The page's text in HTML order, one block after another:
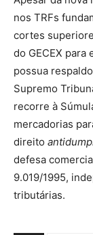
nos TRFs
cortes
do GECEX
possua
Supremo
recorre à
mercadorias
direito
defesa
9.019/1995,
tributárias.